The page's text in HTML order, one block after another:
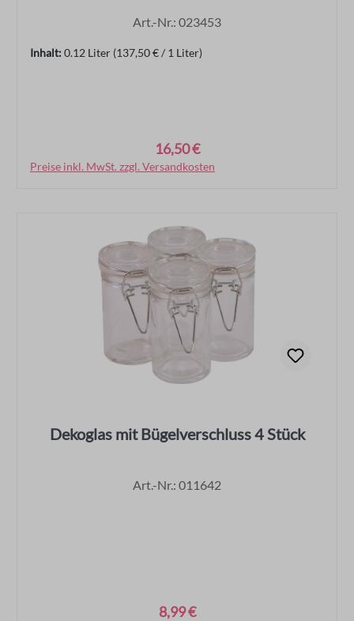
Art.-Nr.: 023453
Inhalt: 0.12 Liter (137,50 € / 1 Liter)
16,50 €
Preise inkl. MwSt. zzgl. Versandkosten
In den Warenkorb
Dekoglas mit Bügelverschluss 4 Stück
Art.-Nr.: 011642
8,99 €